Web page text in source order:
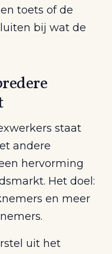
toets of de
bij wat de
staat
andere
hervorming
Het doel:
en meer
uit het